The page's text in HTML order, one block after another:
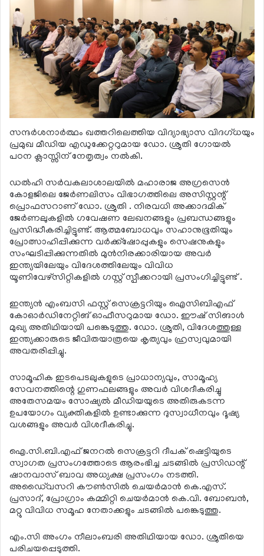
സന്ദര്‍ശനാര്‍ത്ഥം ഖത്തറിലെത്തിയ വിദ്യാഭ്യാസ വിദഗ്ധയും
പ്രമുഖ മീഡിയ എഡുക്കേറ്ററുമായ ഡോ. ശ്രുതി ഗോയല്‍
പഠന ക്ലാസ്സിന് നേതൃത്വം നല്‍കി.
ഡല്‍ഹി സര്‍വകലാശാലയില്‍ മഹാരാജ അഗ്രസെന്‍
കോളജിലെ ജേര്‍ണലിസം വിഭാഗത്തിലെ അസിസ്റ്റന്റ്
പ്രൊഫസറാണ് ഡോ. ശ്രുതി . നിരവധി അക്കാദമിക്
ജേര്‍ണലുകളില്‍ ഗവേഷണ ലേഖനങ്ങളും പ്രബന്ധങ്ങളും
പ്രസിദ്ധീകരിച്ചിട്ടുണ്ട്. ആത്മബോധവും സഹാനുഭൂതിയും
പ്രോത്സാഹിപ്പിക്കുന്ന വര്‍ക്ക്ഷോപ്പുകളും സെഷനുകളും
സംഘടിപ്പിക്കുന്നതില്‍ മുന്‍നിരക്കാരിയായ അവര്‍
ഇന്ത്യയിലേയും വിദേശത്തിലേയും വിവിധ
യൂണിവേഴ്‌സിറ്റികളില്‍ ഗസ്റ്റ് സ്പീക്കറായി പ്രസംഗിച്ചിട്ടുണ്ട് .
ഇന്ത്യന്‍ എംബസി ഫസ്റ്റ് സെക്രട്ടറിയും ഐസിബിഎഫ്
കോഓര്‍ഡിനേറ്റിങ് ഓഫീസറുമായ ഡോ. ഈഷ് സിങാള്‍
മുഖ്യ അതിഥിയായി പങ്കെടുത്തു. ഡോ. ശ്രുതി, വിദേശത്തുള്ള
ഇന്ത്യക്കാരുടെ ജീവിതയാത്രയെ കൃത്യവും ഹ്രസ്വവുമായി
അവതരിപ്പിച്ചു.
സാമൂഹിക ഇടപെടലുകളുടെ പ്രാധാന്യവും, സാമൂഹ്യ
സേവനത്തിന്റെ ഗുണഫലങ്ങളും അവര്‍ വിശദീകരിച്ചു
അതേസമയം സോഷ്യല്‍ മീഡിയയുടെ അതിരുകടന്ന
ഉപയോഗം വ്യക്തികളില്‍ ഉണ്ടാക്കുന്ന ദുസ്വാധീനവും ദൂഷ്യ
വശങ്ങളും അവര്‍ വിശദീകരിച്ചു.
ഐ.സി.ബി.എഫ് ജനറല്‍ സെക്രട്ടറി ദീപക് ഷെട്ടിയുടെ
സ്വാഗത പ്രസംഗത്തോടെ ആരംഭിച്ച ചടങ്ങില്‍ പ്രസിഡന്റ്
ഷാനവാസ് ബാവ അധ്യക്ഷ പ്രസംഗം നടത്തി.
അഡൈ്വസറി കൗണ്‍സില്‍ ചെയര്‍മാന്‍ കെ.എസ്.
പ്രസാദ്, പ്രോഗ്രാം കമ്മിറ്റി ചെയര്‍മാന്‍ കെ.വി. ബോബന്‍,
മറ്റു വിവിധ സമൂഹ നേതാക്കളും ചടങ്ങില്‍ പങ്കെടുത്തു.
എം.സി അംഗം നീലാംബരി അതിഥിയായ ഡോ. ശ്രുതിയെ
പരിചയപ്പെടുത്തി.